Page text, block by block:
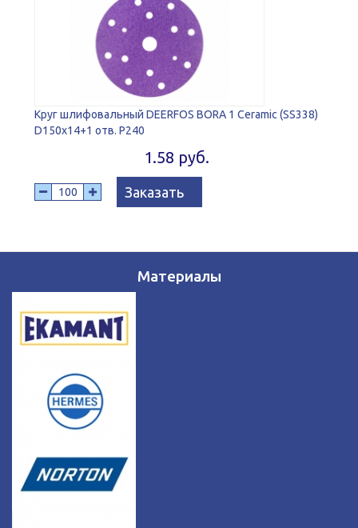
Круг шлифовальный DEERFOS BORA 1 Ceramic (SS338)
D150x14+1 отв. P240
1.58 руб.
Заказать
Материалы